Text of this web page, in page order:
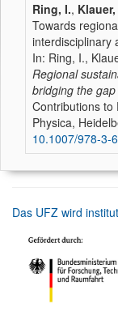
Ring, I., Klauer,
Towards
interdisciplinary
In: Ring, I.,
Regional
bridging the
Contributions to
Physica,
10.1007/978-3-
Das UFZ wird